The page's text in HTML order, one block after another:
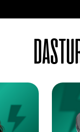
O'zingizni
kamchilikka